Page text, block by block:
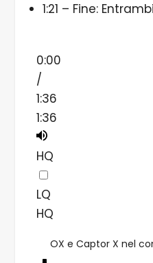
1:21 – Fine:
0:00
/
1:36
1:36
HQ
LQ
HQ
OX e Captor X nel